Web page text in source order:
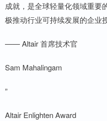
成就，是全球轻量化领域重要
极推动行业可持续发展的企业
—— Altair 首席技术官
Sam Mahalingam
”
Altair Enlighten Award